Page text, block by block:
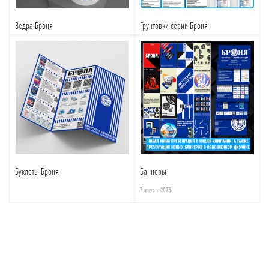
Ведра Броня Грунтовки серии Броня
Подробнее
Буклеты Броня
Подробнее
Баннеры
7 августа 2023